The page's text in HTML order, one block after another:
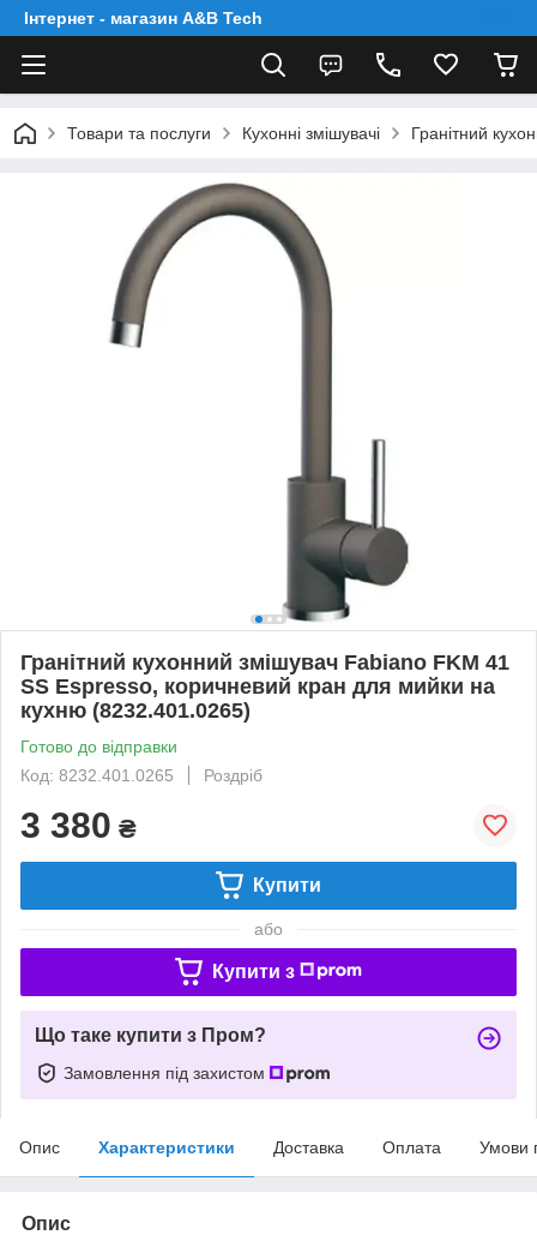
Інтернет - магазин A&B Tech
Товари та послуги Кухонні змішувачі Гранітний
Гранітний кухонний змішувач Fabiano FKM 41
SS Espresso, коричневий кран для мийки на
кухню (8232.401.0265)
Готово до відправки
Код: 8232.401.0265
Роздріб
3 380 ₴
Купити
або
Купити з
Що таке купити з Пром?
Замовлення під захистом
Опис Характеристики Доставка Оплата Умови
Опис